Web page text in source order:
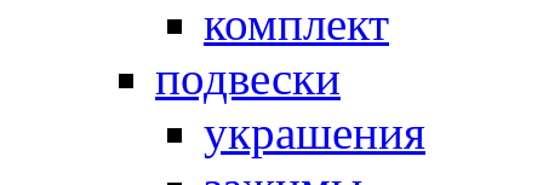
комплект
подвески
украшения